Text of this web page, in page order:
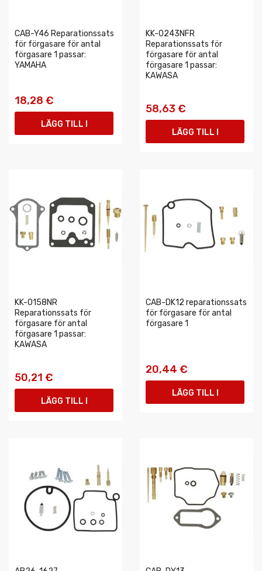
CAB-Y46 Reparationssats
för förgasare för antal
förgasare 1 passar:
YAMAHA
18,28 €
LÄGG TILL I
KK-0243NFR
Reparationssats för
förgasare för antal
förgasare 1 passar:
KAWASA
58,63 €
LÄGG TILL I
KK-0158NR
Reparationssats för
förgasare för antal
förgasare 1 passar:
KAWASA
50,21 €
LÄGG TILL I
CAB-DK12 reparationssats
för förgasare för antal
förgasare 1
20,44 €
LÄGG TILL I